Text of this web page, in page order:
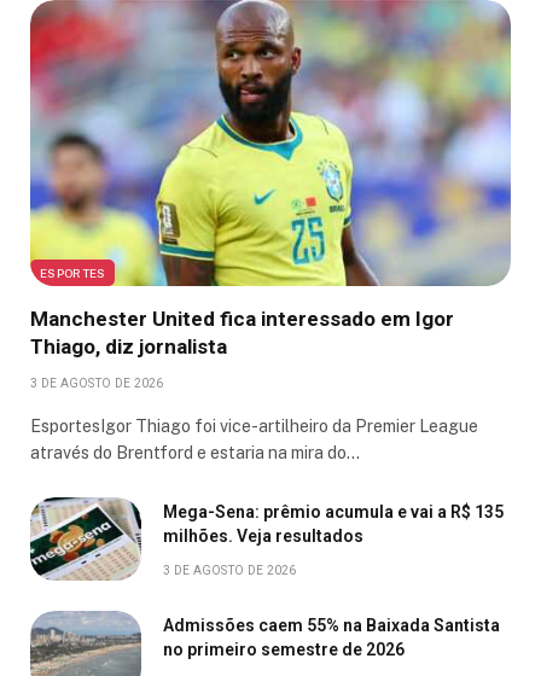
ESPORTES
Manchester United fica interessado em Igor
Thiago, diz jornalista
3 DE AGOSTO DE 2026
EsportesIgor Thiago foi vice-artilheiro da Premier League
através do Brentford e estaria na mira do…
Mega-Sena: prêmio acumula e vai a R$ 135
milhões. Veja resultados
3 DE AGOSTO DE 2026
Admissões caem 55% na Baixada Santista
no primeiro semestre de 2026